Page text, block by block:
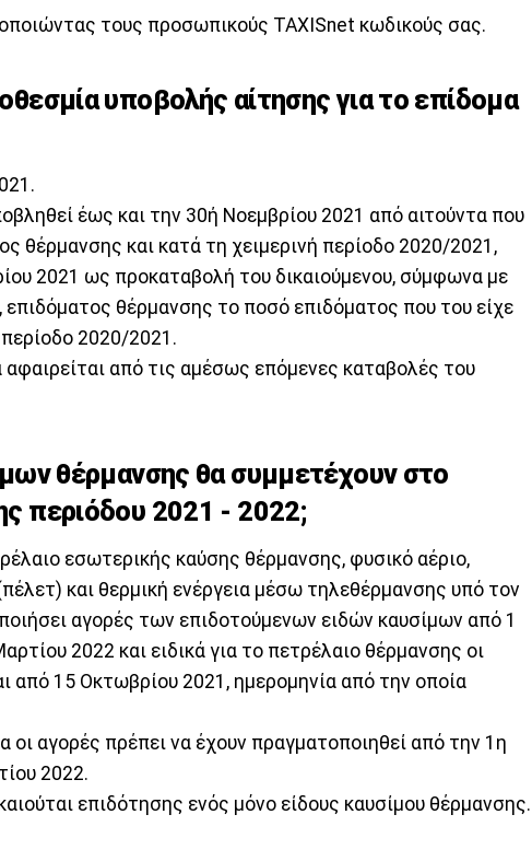
τους προσωπικούς TAXISnet κωδικούς σας.
υποβολής αίτησης για το επίδομα
έως και την 30ή Νοεμβρίου 2021 από αιτούντα που
θέρμανσης και κατά τη χειμερινή περίοδο 2020/2021,
2021 ως προκαταβολή του δικαιούμενου, σύμφωνα με
θέρμανσης το ποσό επιδόματος που του είχε
2020/2021.
από τις αμέσως επόμενες καταβολές του
θέρμανσης θα συμμετέχουν στο
περιόδου 2021 - 2022;
εσωτερικής καύσης θέρμανσης, φυσικό αέριο,
και θερμική ενέργεια μέσω τηλεθέρμανσης υπό τον
αγορές των επιδοτούμενων ειδών καυσίμων από 1
2022 και ειδικά για το πετρέλαιο θέρμανσης οι
από 15 Οκτωβρίου 2021, ημερομηνία από την οποία
οι αγορές πρέπει να έχουν πραγματοποιηθεί από την 1η
2022.
επιδότησης ενός μόνο είδους καυσίμου θέρμανσης.